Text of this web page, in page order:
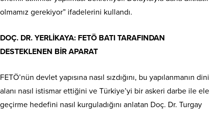
olmamız gerekiyor” ifadelerini kullandı.
DOÇ. DR. YERLİKAYA: FETÖ BATI TARAFINDAN
DESTEKLENEN BİR APARAT
FETÖ’nün devlet yapısına nasıl sızdığını, bu yapılanmanın dini
alanı nasıl istismar ettiğini ve Türkiye’yi bir askeri darbe ile ele
geçirme hedefini nasıl kurguladığını anlatan Doç. Dr. Turgay